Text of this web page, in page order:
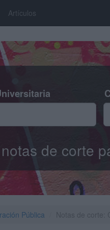
Artículos
de corte
Pública